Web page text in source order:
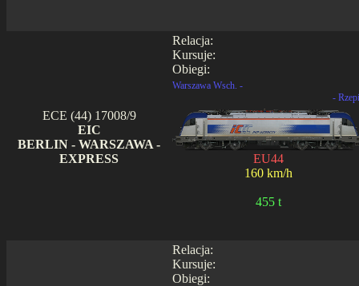
Relacja:
Kursuje:
Obiegi:
ECE (44) 17008/9
EIC
BERLIN - WARSZAWA -
EXPRESS
Warszawa Wsch. -
-
EU44
160 km/h
455 t
Relacja:
Kursuje:
Obiegi: